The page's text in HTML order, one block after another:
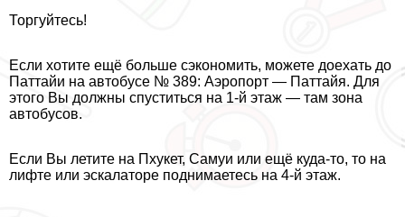
Торгуйтесь!
Если хотите ещё больше сэкономить, можете доехать до
Паттайи на автобусе № 389: Аэропорт — Паттайя. Для
этого Вы должны спуститься на 1-й этаж — там зона
автобусов.
Если Вы летите на Пхукет, Самуи или ещё куда-то, то на
лифте или эскалаторе поднимаетесь на 4-й этаж.